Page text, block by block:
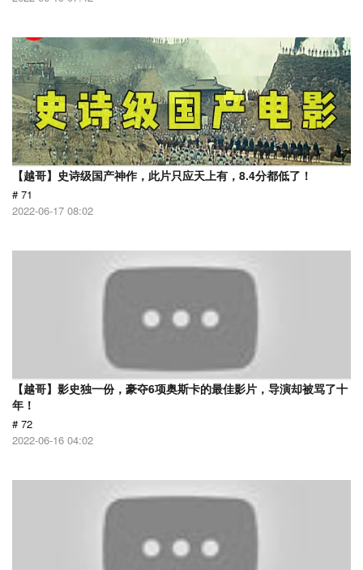
【越哥】史诗级国产神作，此片只应天上有，8.4分都低了！
# 71
2022-06-17 08:02
【越哥】影史独一份，豪夺6项奥斯卡的最佳影片，导演却被骂了十
年！
# 72
2022-06-16 04:02